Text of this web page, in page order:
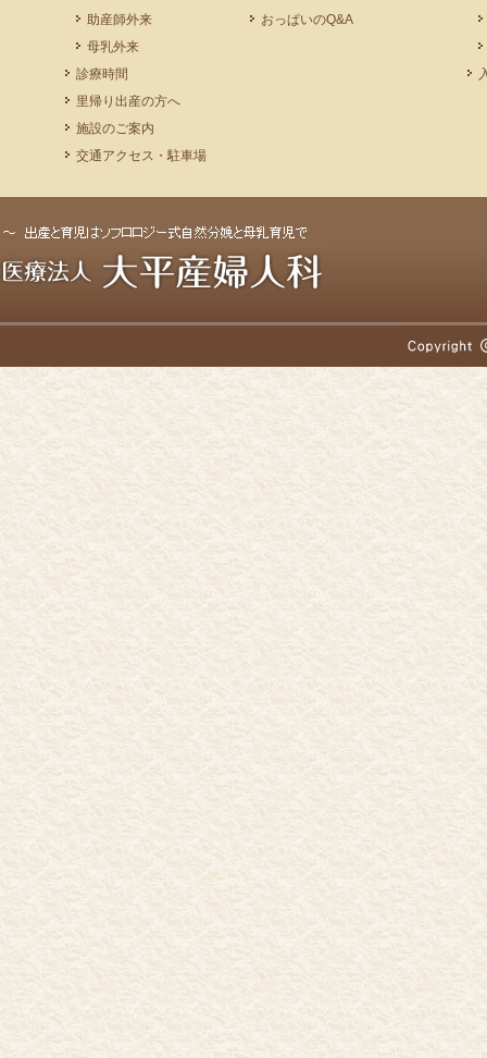
助産師外来
母乳外来
診療時間
里帰り出産の方へ
施設のご案内
交通アクセス・駐車場
おっぱいのQ&A